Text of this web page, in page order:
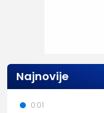
Najnovije
0:01